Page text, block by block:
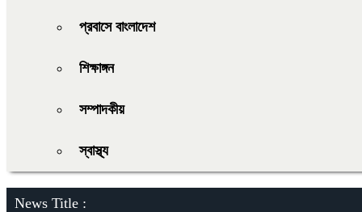
প্রবাসে বাংলাদেশ
শিক্ষাঙ্গন
সম্পাদকীয়
স্বাস্থ্য
News Title :